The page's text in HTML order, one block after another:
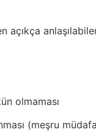
açıkça
olmaması
(meşru